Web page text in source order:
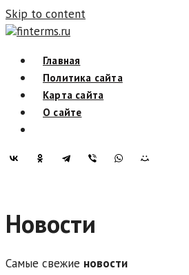
Skip to content
finterms.ru
Главная
Политика сайта
Карта сайта
О сайте
Новости
Самые свежие новости